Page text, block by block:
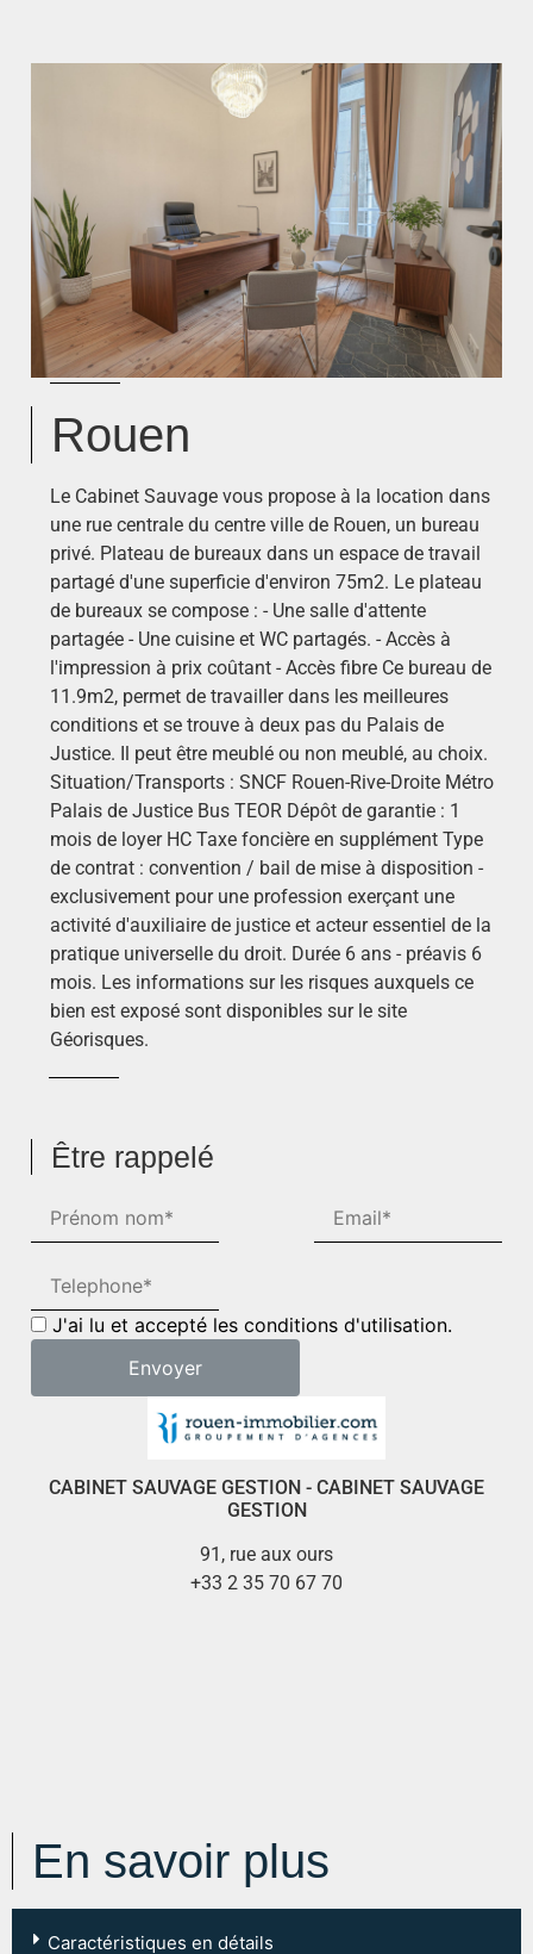
Rouen
Le Cabinet Sauvage vous propose à la location dans
une rue centrale du centre ville de Rouen, un bureau
privé. Plateau de bureaux dans un espace de travail
partagé d'une superficie d'environ 75m2. Le plateau
de bureaux se compose : - Une salle d'attente
partagée - Une cuisine et WC partagés. - Accès à
l'impression à prix coûtant - Accès fibre Ce bureau de
11.9m2, permet de travailler dans les meilleures
conditions et se trouve à deux pas du Palais de
Justice. Il peut être meublé ou non meublé, au choix.
Situation/Transports : SNCF Rouen-Rive-Droite Métro
Palais de Justice Bus TEOR Dépôt de garantie : 1
mois de loyer HC Taxe foncière en supplément Type
de contrat : convention / bail de mise à disposition -
exclusivement pour une profession exerçant une
activité d'auxiliaire de justice et acteur essentiel de la
pratique universelle du droit. Durée 6 ans - préavis 6
mois. Les informations sur les risques auxquels ce
bien est exposé sont disponibles sur le site
Géorisques.
Être rappelé
J'ai lu et accepté les conditions d'utilisation.
CABINET SAUVAGE GESTION - CABINET SAUVAGE
GESTION
91, rue aux ours
+33 2 35 70 67 70
En savoir plus
Caractéristiques en détails